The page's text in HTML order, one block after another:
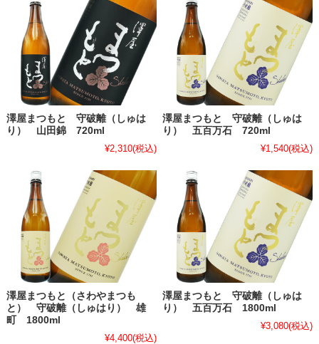
澤屋まつもと 守破離（しゅは
り） 山田錦 720ml
¥2,310(税込)
澤屋まつもと 守破離（しゅは
り） 五百万石 720ml
¥1,540(税込)
澤屋まつもと（さわやまつも
と） 守破離（しゅはり） 雄
町 1800ml
¥4,400(税込)
澤屋まつもと 守破離（しゅは
り） 五百万石 1800ml
¥3,080(税込)